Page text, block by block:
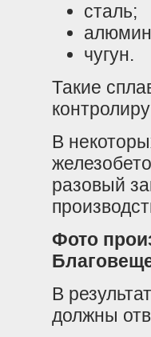
сталь;
чугун.
Такие
В
разовый
Фото
В
должны